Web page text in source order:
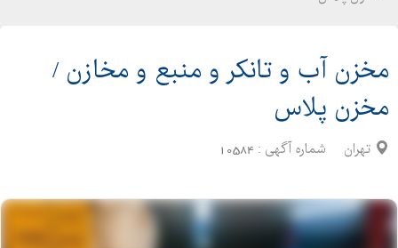
مخزن آب و تانکر و منبع و مخازن /
مخزن پلاس
تهران شماره آگهی : 10584